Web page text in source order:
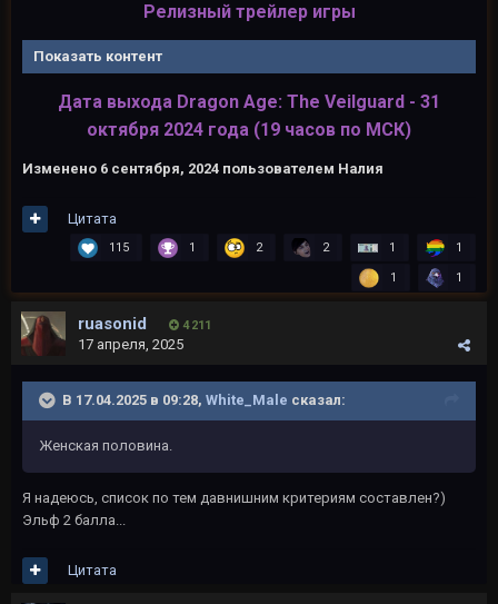
Релизный трейлер игры
Показать контент
Дата выхода Dragon Age: The Veilguard - 31
октября 2024 года (19 часов по МСК)
Изменено 6 сентября, 2024 пользователем Налия
115 1 2 2 1 1
1 1
Цитата
ruasonid 4 211
17 апреля, 2025
В 17.04.2025 в 09:28, White_Male сказал:
Женская половина.
Я надеюсь, список по тем давнишним критериям составлен?)
Эльф 2 балла...
Цитата